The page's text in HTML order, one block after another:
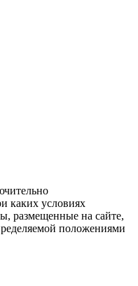
каких условиях
размещенные на сайте,
положениями